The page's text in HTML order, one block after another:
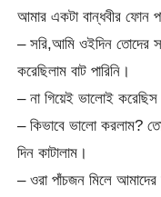
আমার একটা বান্ধবীর ফোন
– সরি,আমি ওইদিন তোদের
করেছিলাম বাট পারিনি।
– না গিয়েই ভালোই
– কিভাবে ভালো করলাম?
দিন কাটালাম।
– ওরা পাঁচজন মিলে